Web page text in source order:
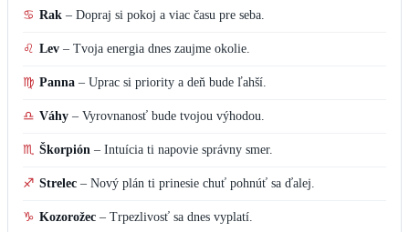
♋ Rak – Dopraj si pokoj a viac času pre seba.
♌ Lev – Tvoja energia dnes zaujme okolie.
♍ Panna – Uprac si priority a deň bude ľahší.
♎ Váhy – Vyrovnanosť bude tvojou výhodou.
♏ Škorpión – Intuícia ti napovie správny smer.
♐ Strelec – Nový plán ti prinesie chuť pohnúť sa ďalej.
♑ Kozorožec – Trpezlivosť sa dnes vyplatí.